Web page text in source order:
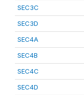
SEC3C
SEC3D
SEC4A
SEC4B
SEC4C
SEC4D